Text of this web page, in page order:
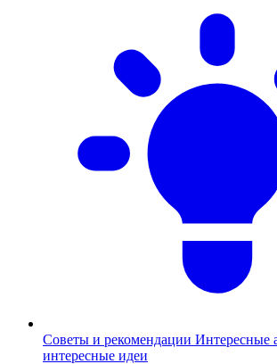
Советы и рекомендации Интересные
интересные идеи